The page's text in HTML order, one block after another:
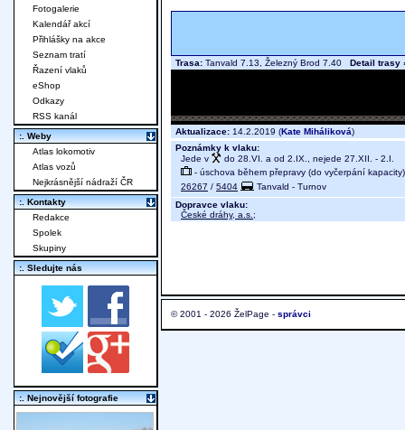
Trasa: Tanvald 7.13, Železný Brod 7.40 Detail trasy
Aktualizace: 14.2.2019 (Kate Miháliková)
Poznámky k vlaku:
Jede v
do 28.VI. a od 2.IX., nejede 27.XII. - 2.I.
- úschova během přepravy (do vyčerpání kapacity)
26267 / 5404
Tanvald - Turnov
Dopravce vlaku:
České dráhy, a.s. ;
© 2001 - 2026 ŽelPage - správci
Fotogalerie
Kalendář akcí
Přihlášky na akce
Seznam tratí
Řazení vlaků
eShop
Odkazy
RSS kanál
:. Weby
Atlas lokomotiv
Atlas vozů
Nejkrásnější nádraží ČR
:. Kontakty
Redakce
Spolek
Skupiny
:. Sledujte nás
:. Nejnovější fotografie